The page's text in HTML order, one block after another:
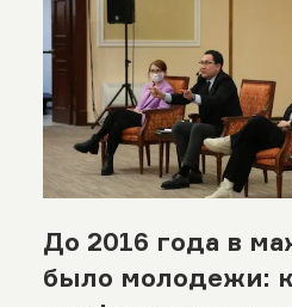
До 2016 года в
было молодежи: